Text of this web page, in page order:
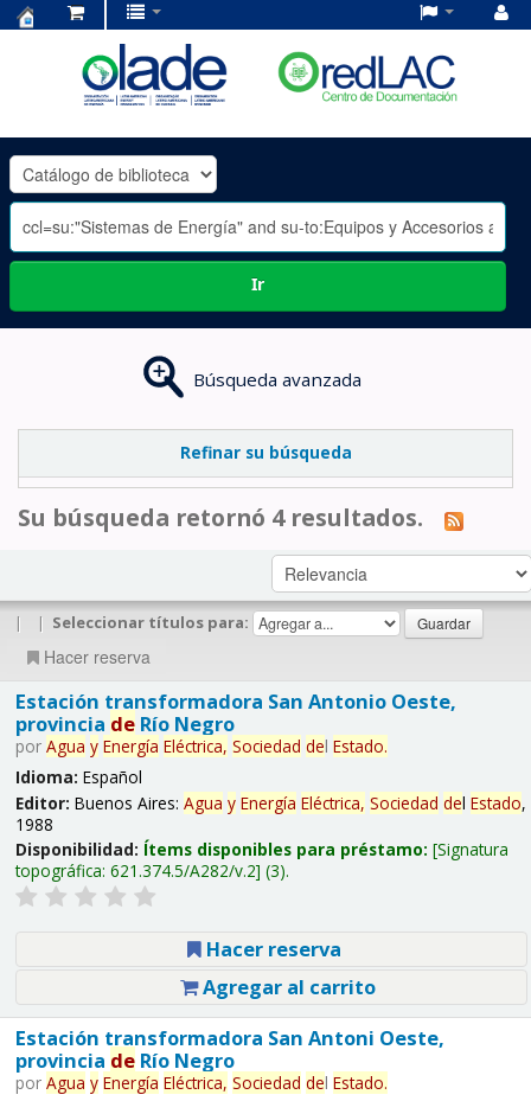
OLADE
-
Ir
Búsqueda avanzada
Refinar su búsqueda
Su búsqueda retornó 4 resultados.
| | Seleccionar títulos para:
Hacer reserva
Estación transformadora San Antonio Oeste,
provincia deRío Negro
por Agua y Energía Eléctrica, Sociedad del Estado.
Idioma: Español
Editor: Buenos Aires: Agua y Energía Eléctrica, Sociedad del Estado,
1988
Disponibilidad: Ítems disponibles para préstamo: Signatura
topográfica: 621.374.5/A282/v.2 (3).
Hacer reserva
Agregar al carrito
Estación transformadora San Antoni Oeste,
provincia deRío Negro
por Agua y Energía Eléctrica, Sociedad del Estado.